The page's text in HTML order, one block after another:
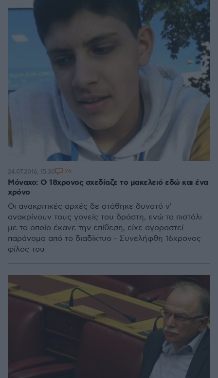
Μόναχο: Ο 18χρονος σχεδίαζε το μακελειό εδώ και ένα
χρόνο
Οι ανακριτικές αρχές δε στάθηκε δυνατό ν'
ανακρίνουν τους γονείς του δράστη, ενώ το πιστόλι
με το οποίο έκανε την επίθεση, είχε αγοραστεί
παράνομα από το διαδίκτυο - Συνελήφθη 16χρονος
φίλος του
24.07.2016, 15:30 26